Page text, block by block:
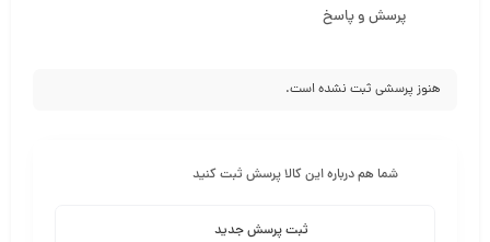
پرسش و پاسخ
هنوز پرسشی ثبت نشده است.
شما هم درباره این کالا پرسش ثبت کنید
ثبت پرسش جدید